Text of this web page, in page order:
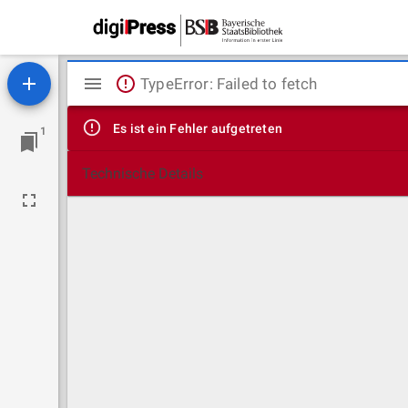
1
Mirador
Viewer
TypeError: Failed to fetch
Es ist ein Fehler aufgetreten
Technische Details